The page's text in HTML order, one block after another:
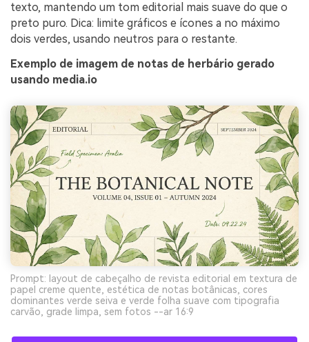
texto, mantendo um tom editorial mais suave do que o
preto puro. Dica: limite gráficos e ícones a no máximo
dois verdes, usando neutros para o restante.
Exemplo de imagem de notas de herbário gerado
usando media.io
Prompt: layout de cabeçalho de revista editorial em textura de
papel creme quente, estética de notas botânicas, cores
dominantes verde seiva e verde folha suave com tipografia
carvão, grade limpa, sem fotos --ar 16:9